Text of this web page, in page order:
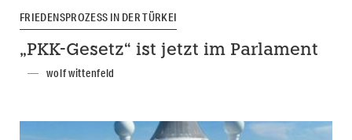
FRIEDENSPROZESS IN DER TÜRKEI
„PKK-Gesetz“ ist jetzt im Parlament
wolf wittenfeld